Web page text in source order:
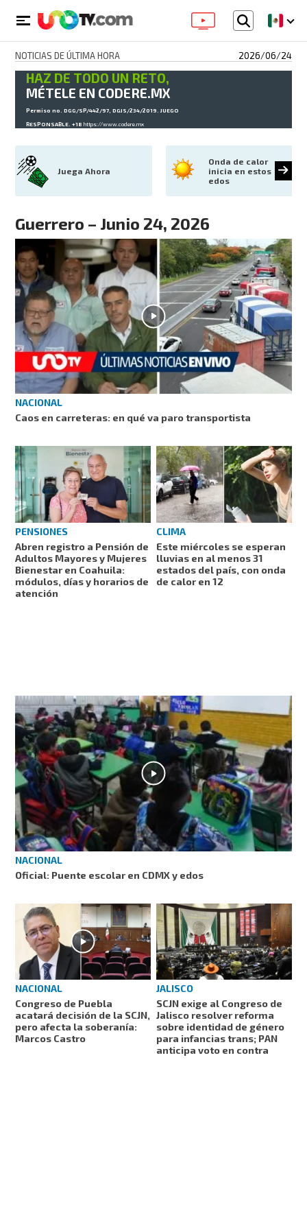
NOTICIAS DE ÚLTIMA HORA 2026/06/24
HAZ DE TODO UN RETO,
MÉTELE EN CODERE.MX
Permiso no. DGG/SP/442/97, DGJS/234/2019. JUEGO
RESPONSABLE. +18https://www.codere.mx
Juega Ahora
Onda de calor
inicia en estos
edos
Guerrero – Junio 24, 2026
NACIONAL
Caos en carreteras: en qué va paro transportista
PENSIONES
Abren registro a Pensión de
Adultos Mayores y Mujeres
Bienestar en Coahuila:
módulos, días y horarios de
atención
CLIMA
Este miércoles se esperan
lluvias en al menos 31
estados del país, con onda
de calor en 12
NACIONAL
Oficial: Puente escolar en CDMX y edos
NACIONAL
Congreso de Puebla
acatará decisión de la SCJN,
pero afecta la soberanía:
Marcos Castro
JALISCO
SCJN exige al Congreso de
Jalisco resolver reforma
sobre identidad de género
para infancias trans; PAN
anticipa voto en contra